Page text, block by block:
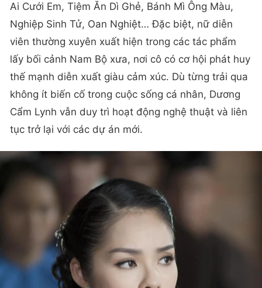
Ai Cưới Em, Tiệm Ăn Dì Ghẻ, Bánh Mì Ông Màu,
Nghiệp Sinh Tử, Oan Nghiệt… Đặc biệt, nữ diễn
viên thường xuyên xuất hiện trong các tác phẩm
lấy bối cảnh Nam Bộ xưa, nơi cô có cơ hội phát huy
thế mạnh diễn xuất giàu cảm xúc. Dù từng trải qua
không ít biến cố trong cuộc sống cá nhân, Dương
Cẩm Lynh vẫn duy trì hoạt động nghệ thuật và liên
tục trở lại với các dự án mới.